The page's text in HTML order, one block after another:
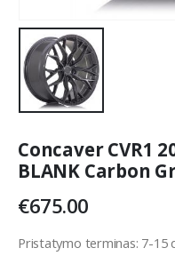
Concaver CVR1
BLANK Carbon
€675.00
Pristatymo terminas: 7-15